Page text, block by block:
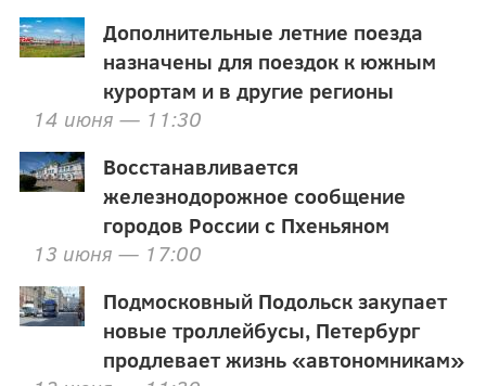
Дополнительные летние поезда
назначены для поездок к южным
курортам и в другие регионы
14 июня — 11:30
Восстанавливается
железнодорожное сообщение
городов России с Пхеньяном
13 июня — 17:00
Подмосковный Подольск закупает
новые троллейбусы, Петербург
продлевает жизнь «автономникам»